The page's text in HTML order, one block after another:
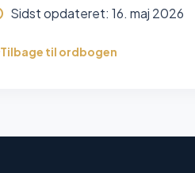
Sidst opdateret: 16. maj 2026
Tilbage til ordbogen